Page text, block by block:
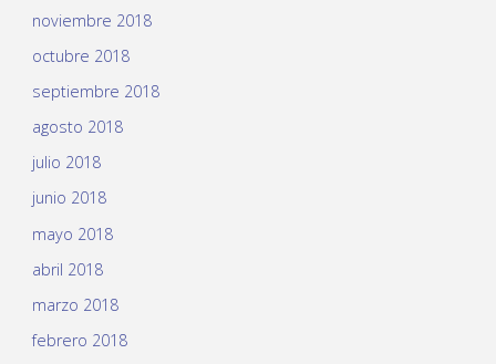
noviembre 2018
octubre 2018
septiembre 2018
agosto 2018
julio 2018
junio 2018
mayo 2018
abril 2018
marzo 2018
febrero 2018